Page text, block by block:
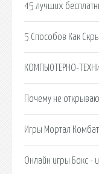
45 лучших
5 Способов Как
КОМПЬЮТЕРНО-
Почему не
Игры Мортал
Онлайн игры Бокс -